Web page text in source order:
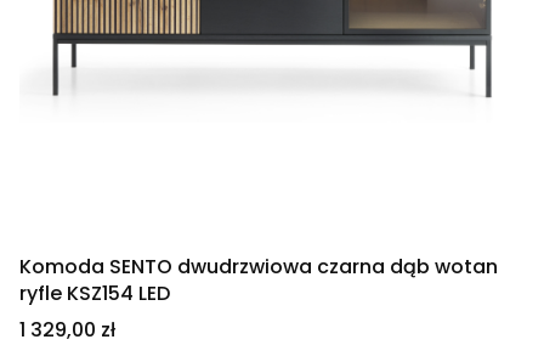
Komoda SENTO dwudrzwiowa czarna dąb wotan
ryfle KSZ154 LED
Cena
1 329,00 zł